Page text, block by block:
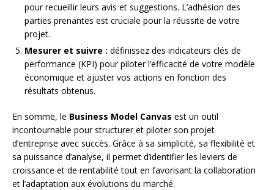
pour recueillir leurs avis et suggestions. L’adhésion des
parties prenantes est cruciale pour la réussite de votre
projet.
Mesurer et suivre : définissez des indicateurs clés de
performance (KPI) pour piloter l’efficacité de votre modèle
économique et ajuster vos actions en fonction des
résultats obtenus.
En somme, le Business Model Canvas est un outil
incontournable pour structurer et piloter son projet
d’entreprise avec succès. Grâce à sa simplicité, sa flexibilité et
sa puissance d’analyse, il permet d’identifier les leviers de
croissance et de rentabilité tout en favorisant la collaboration
et l’adaptation aux évolutions du marché.